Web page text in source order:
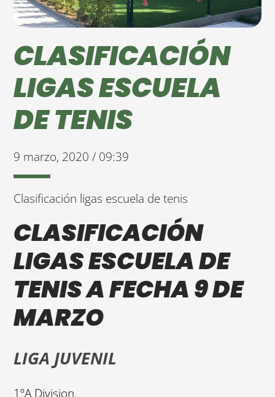
CLASIFICACIÓN
LIGAS ESCUELA
DE TENIS
9 marzo, 2020 / 09:39
Clasificación ligas escuela de tenis
CLASIFICACIÓN
LIGAS ESCUELA DE
TENIS A FECHA 9 DE
MARZO
LIGA JUVENIL
1ºA Division